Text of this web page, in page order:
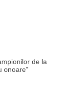
de la
onoare”